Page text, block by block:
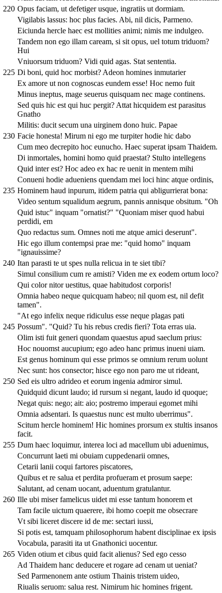
220 Opus faciam, ut defetiger usque, ingratiis ut dormiam.
Vigilabis lassus: hoc plus facies. Abi, nil dicis, Parmeno.
Eiciunda hercle haec est mollities animi; nimis me indulgeo.
Tandem non ego illam caream, si sit opus, uel totum triduom?
Hui
Vniuorsum triduom? Vidi quid agas. Stat sententia.
225 Di boni, quid hoc morbist? Adeon homines inmutarier
Ex amore ut non cognoscas eundem esse! Hoc nemo fuit
Minus ineptus, mage seuerus quisquam nec mage continens.
Sed quis hic est qui huc pergit? Attat hicquidem est parasitus
Gnatho
Militis: ducit secum una uirginem dono huic. Papae
230 Facie honesta! Mirum ni ego me turpiter hodie hic dabo
Cum meo decrepito hoc eunucho. Haec superat ipsam Thaidem.
Di inmortales, homini homo quid praestat? Stulto intellegens
Quid inter est? Hoc adeo ex hac re uenit in mentem mihi
Conueni hodie adueniens quendam mei loci hinc atque ordinis,
235 Hominem haud inpurum, itidem patria qui abligurrierat bona:
Video sentum squalidum aegrum, pannis annisque obsitum. "Oh
Quid istuc" inquam "ornatist?" "Quoniam miser quod habui
perdidi, em
Quo redactus sum. Omnes noti me atque amici deserunt".
Hic ego illum contempsi prae me: "quid homo" inquam
"ignauissime?
240 Itan parasti te ut spes nulla relicua in te siet tibi?
Simul consilium cum re amisti? Viden me ex eodem ortum loco?
Qui color nitor uestitus, quae habitudost corporis!
Omnia habeo neque quicquam habeo; nil quom est, nil defit
tamen".
"At ego infelix neque ridiculus esse neque plagas pati
245 Possum". "Quid? Tu his rebus credis fieri? Tota erras uia.
Olim isti fuit generi quondam quaestus apud saeclum prius:
Hoc nouomst aucupium; ego adeo hanc primus inueni uiam.
Est genus hominum qui esse primos se omnium rerum uolunt
Nec sunt: hos consector; hisce ego non paro me ut rideant,
250 Sed eis ultro adrideo et eorum ingenia admiror simul.
Quidquid dicunt laudo; id rursum si negant, laudo id quoque;
Negat quis: nego; ait: aio; postremo imperaui egomet mihi
Omnia adsentari. Is quaestus nunc est multo uberrimus".
Scitum hercle hominem! Hic homines prorsum ex stultis insanos
facit.
255 Dum haec loquimur, interea loci ad macellum ubi aduenimus,
Concurrunt laeti mi obuiam cuppedenarii omnes,
Cetarii lanii coqui fartores piscatores,
Quibus et re salua et perdita profueram et prosum saepe:
Salutant, ad cenam uocant, aduentum gratulantur.
260 Ille ubi miser famelicus uidet mi esse tantum honorem et
Tam facile uictum quaerere, ibi homo coepit me obsecrare
Vt sibi liceret discere id de me: sectari iussi,
Si potis est, tamquam philosophorum habent disciplinae ex ipsis
Vocabula, parasiti ita ut Gnathonici uocentur.
265 Viden otium et cibus quid facit alienus? Sed ego cesso
Ad Thaidem hanc deducere et rogare ad cenam ut ueniat?
Sed Parmenonem ante ostium Thainis tristem uideo,
Riualis seruom: salua rest. Nimirum hic homines frigent.